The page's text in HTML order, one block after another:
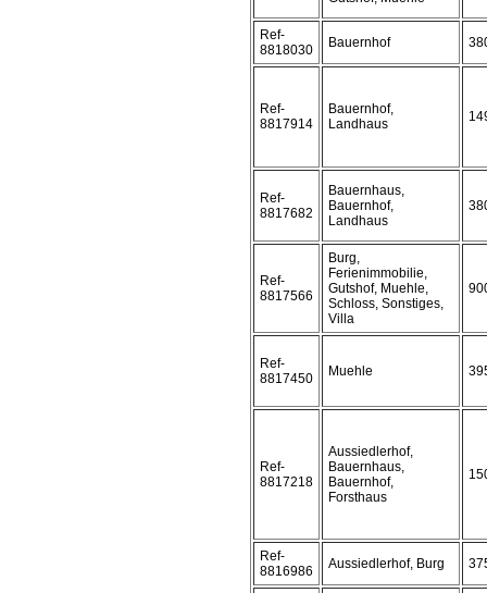
Ref-
8818030
Bauernhof
Ref-
8817914
Bauernhof,
Landhaus
Ref-
8817682
Bauernhaus,
Bauernhof,
Landhaus
Ref-
8817566
Burg,
Ferienimmobilie,
Gutshof, Muehle,
Schloss, Sonstiges,
Villa
Ref-
8817450
Muehle
Ref-
8817218
Aussiedlerhof,
Bauernhaus,
Bauernhof,
Forsthaus
Ref-
8816986
Aussiedlerhof, Burg